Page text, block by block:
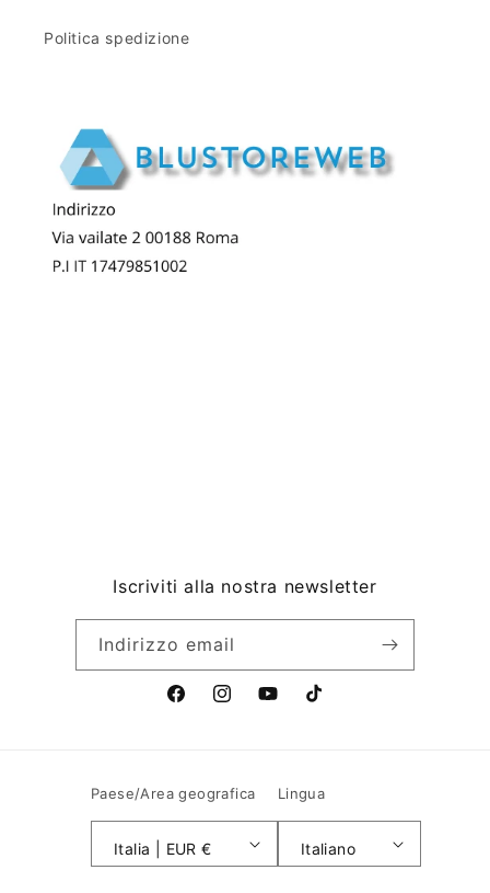
Politica spedizione
Iscriviti alla nostra newsletter
Indirizzo email
F
e
o
o
I
t
g
r
Y
b
e
T
T
k
Paese/Area geografica
Italia | EUR €
Lingua
Italiano